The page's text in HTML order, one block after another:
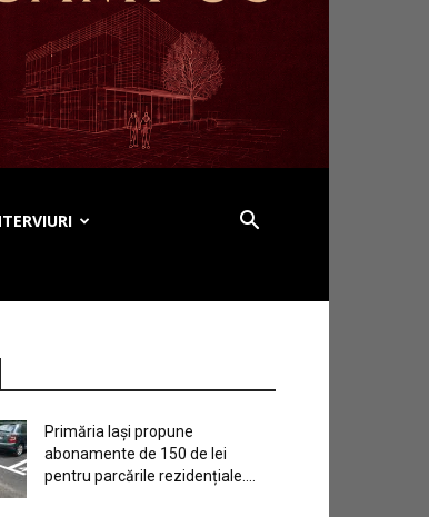
Primăria Iași propune
abonamente de 150 de lei
pentru parcările rezidențiale....